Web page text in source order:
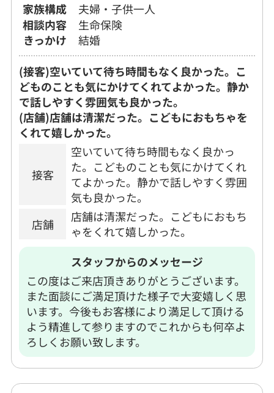
家族構成
夫婦・子供一人
相談内容
生命保険
きっかけ
結婚
(接客)空いていて待ち時間もなく良かった。こ
どものことも気にかけてくれてよかった。静か
で話しやすく雰囲気も良かった。
(店舗)店舗は清潔だった。こどもにおもちゃを
くれて嬉しかった。
接客
空いていて待ち時間もなく良かっ
た。こどものことも気にかけてくれ
てよかった。静かで話しやすく雰囲
気も良かった。
店舗
店舗は清潔だった。こどもにおもち
ゃをくれて嬉しかった。
スタッフからのメッセージ
この度はご来店頂きありがとうございます。
また面談にご満足頂けた様子で大変嬉しく思
います。今後もお客様により満足して頂ける
よう精進して参りますのでこれからも何卒よ
ろしくお願い致します。